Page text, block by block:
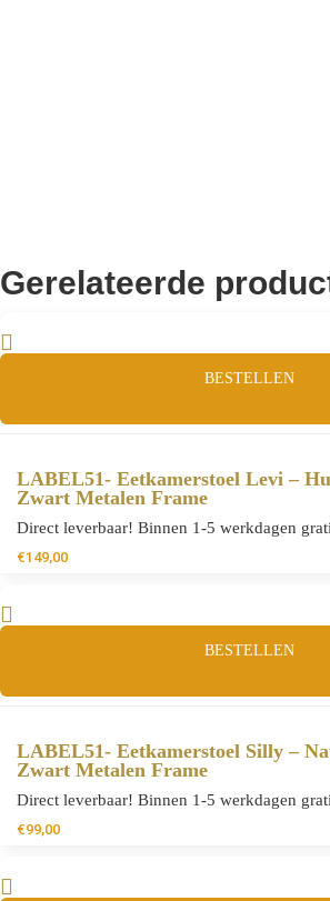
Gerelateerde
BESTELLEN
LABEL51- Eetkamerstoel Levi –
Zwart Metalen Frame
Direct leverbaar! Binnen 1-5 werkdagen
€149,00
BESTELLEN
LABEL51- Eetkamerstoel Silly –
Zwart Metalen Frame
Direct leverbaar! Binnen 1-5 werkdagen
€99,00